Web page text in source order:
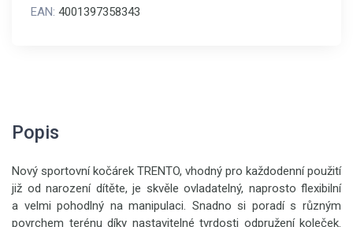
EAN: 4001397358343
Popis
Nový sportovní kočárek TRENTO, vhodný pro každodenní použití
již od narození dítěte, je skvěle ovladatelný, naprosto flexibilní
a velmi pohodlný na manipulaci. Snadno si poradí s různým
povrchem terénu díky nastavitelné tvrdosti odpružení koleček.